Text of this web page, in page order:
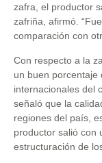
zafra, el productor
zafriña, afirmó.
comparación con
Con respecto a la
un buen porcentaje
internacionales del
señaló que la
regiones del país,
productor salió con
estructuración de